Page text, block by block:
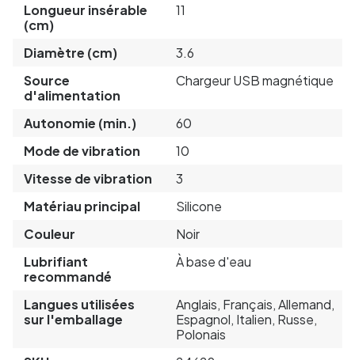
Longueur insérable
(cm)
11
Diamètre (cm)
3.6
Source
d'alimentation
Chargeur USB magnétique
Autonomie (min.)
60
Mode de vibration
10
Vitesse de vibration
3
Matériau principal
Silicone
Couleur
Noir
Lubrifiant
recommandé
À base d'eau
Langues utilisées
sur l'emballage
Anglais, Français, Allemand,
Espagnol, Italien, Russe,
Polonais